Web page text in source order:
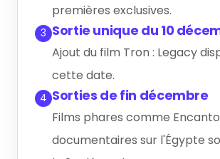
premières exclusives.
3 Sortie unique du 10
Ajout du film Tron : Legacy
cette date.
4 Sorties de fin décembre
Films phares comme
documentaires sur l'Égypte